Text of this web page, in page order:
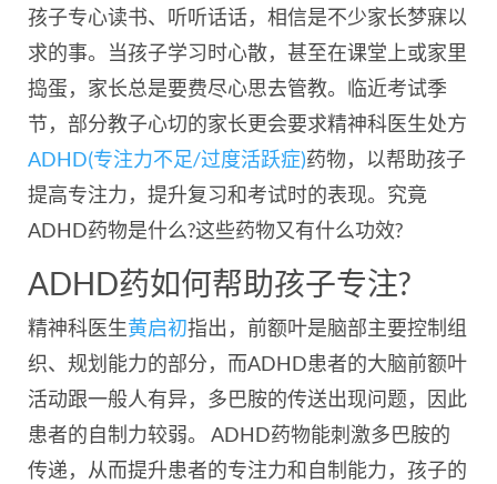
孩子专心读书、听听话话，相信是不少家长梦寐以
求的事。当孩子学习时心散，甚至在课堂上或家里
捣蛋，家长总是要费尽心思去管教。临近考试季
节，部分教子心切的家长更会要求精神科医生处方
ADHD(专注力不足/过度活跃症)药物，以帮助孩子
提高专注力，提升复习和考试时的表现。究竟
ADHD药物是什么?这些药物又有什么功效?
ADHD药如何帮助孩子专注?
精神科医生黄启初指出，前额叶是脑部主要控制组
织、规划能力的部分，而ADHD患者的大脑前额叶
活动跟一般人有异， 多巴胺的传送出现问题，因此
患者的自制力较弱。 ADHD药物能刺激多巴胺的
传递，从而提升患者的专注力和自制能力，孩子的